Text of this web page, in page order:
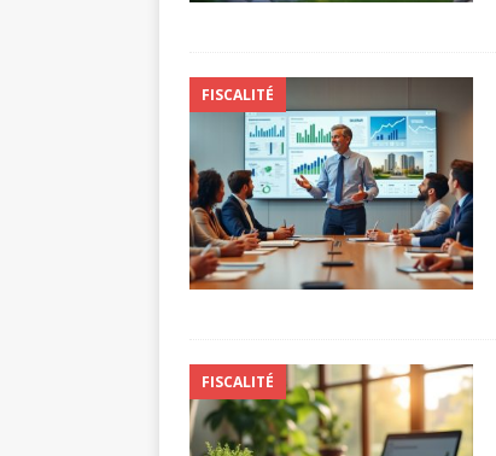
FISCALITÉ
FISCALITÉ